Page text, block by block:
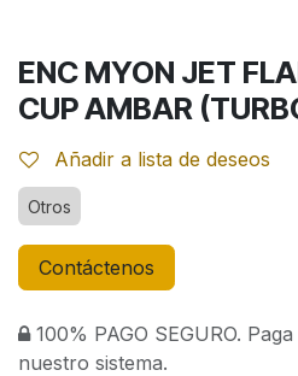
ENC MYON JET
CUP AMBAR
Añadir a lista de deseos
Otros
Contáctenos
100% PAGO SEGURO.
nuestro sistema.